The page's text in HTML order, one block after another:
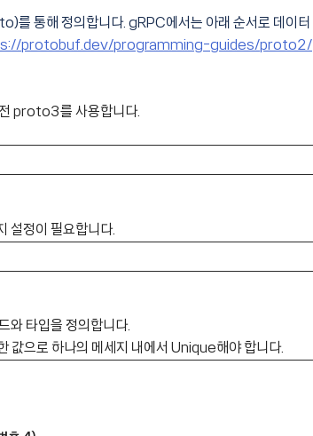
통해 정의합니다. gRPC에서는 아래 순서로 데이
protobuf.dev/programming-guides/proto2/
proto3를 사용합니다.
설정이 필요합니다.
와 타입을 정의합니다.
값으로 하나의 메세지 내에서 Unique해야 합니다.